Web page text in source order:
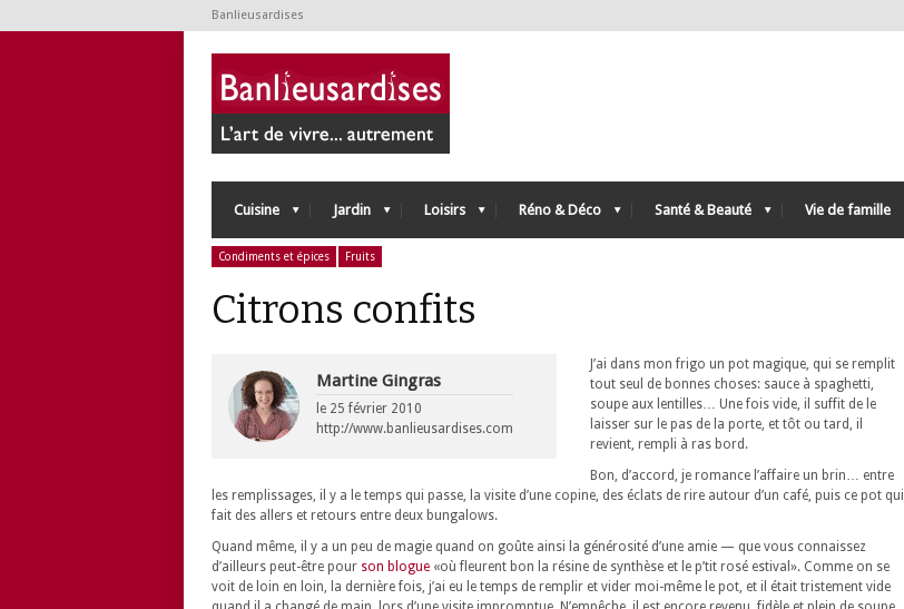
Banlieusardises
Cuisine Jardin Loisirs Réno & Déco Santé & Beauté Vie de famille
Condiments et épices Fruits
Citrons confits
Martine Gingras
le 25 février 2010
http://www.banlieusardises.com
J’ai dans mon frigo un pot magique, qui se remplit
tout seul de bonnes choses: sauce à spaghetti,
soupe aux lentilles… Une fois vide, il suffit de le
laisser sur le pas de la porte, et tôt ou tard, il
revient, rempli à ras bord.
Bon, d’accord, je romance l’affaire un brin… entre
les remplissages, il y a le temps qui passe, la visite d’une copine, des éclats de rire autour d’un café, puis ce pot qui
fait des allers et retours entre deux bungalows.
Quand même, il y a un peu de magie quand on goûte ainsi la générosité d’une amie — que vous connaissez
d’ailleurs peut-être pour son blogue «où fleurent bon la résine de synthèse et le p’tit rosé estival». Comme on se
voit de loin en loin, la dernière fois, j’ai eu le temps de remplir et vider moi-même le pot, et il était tristement vide